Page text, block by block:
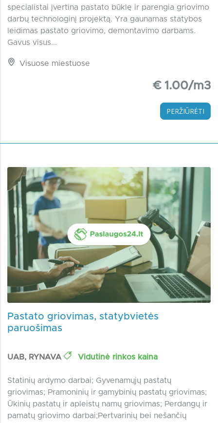
specialistai įvertina pastato būklę ir parengia griovimo
darbų technologinį projektą. Yra gaunamas statybos
leidimas pastato griovimo, demontavimo darbams.
Gavus visus...
Visuose miestuose
€ 1.00/m3
PERŽIŪRĖTI
Pastato griovimas, statybvietės
paruošimas
UAB, RYNAVA Vidutinė rinkos kaina
Statinių ardymo darbai; Gyvenamųjų pastatų
griovimas; Pramoninių ir gamybinių pastatų griovimas;
Ūkinių pastatų ir apleistų namų griovimas; Perdangų ir
pamatų griovimo darbai;Pertvarinių bei nešančių